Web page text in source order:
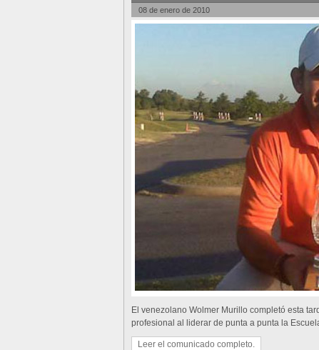
08 de enero de 2010
El venezolano Wolmer Murillo completó esta
profesional al liderar de punta a punta la
Leer el comunicado completo.